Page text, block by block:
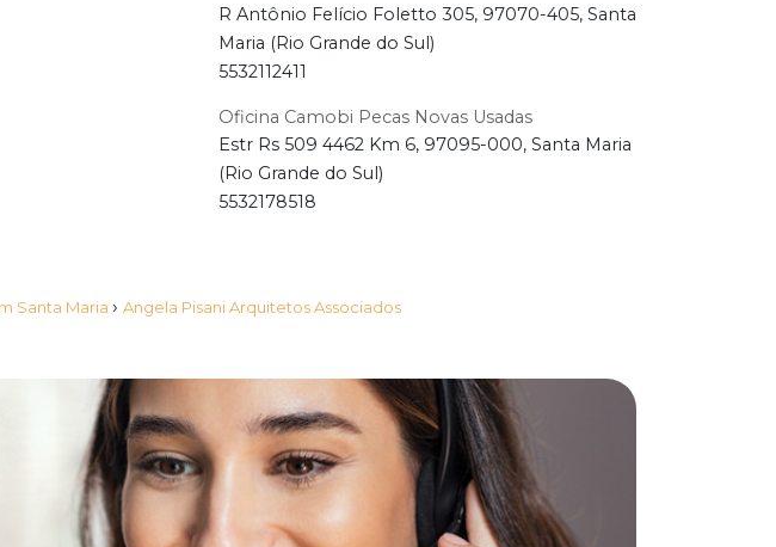
R Antônio Felício Foletto 305, 97070-405, Santa
Maria (Rio Grande do Sul)
5532112411
Oficina Camobi Pecas Novas Usadas
Estr Rs 509 4462 Km 6, 97095-000, Santa Maria
(Rio Grande do Sul)
5532178518
Santa Maria › Angela Pisani Arquitetos Associados